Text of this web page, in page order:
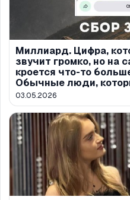
Миллиард. Цифра,
звучит громко, но на
кроется что-то
Обычные люди,
03.05.2026